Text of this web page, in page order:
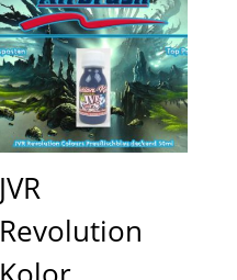
JVR
Revolution